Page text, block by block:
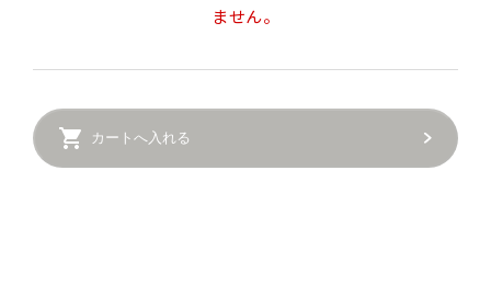
ません。
カートへ入れる